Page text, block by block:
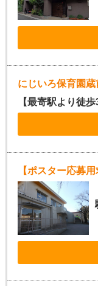
にじいろ保育園蔵
【最寄駅より徒